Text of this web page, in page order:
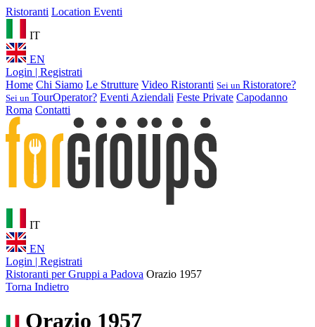
Ristoranti Location Eventi
IT
EN
Login | Registrati
Home Chi Siamo Le Strutture Video Ristoranti Sei un Ristoratore?
Sei un TourOperator? Eventi Aziendali Feste Private Capodanno
Roma Contatti
IT
EN
Login | Registrati
Ristoranti per Gruppi a Padova Orazio 1957
Torna Indietro
Orazio 1957